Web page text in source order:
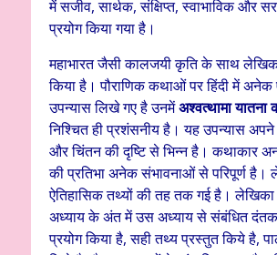
में सजीव, सार्थक, संक्षिप्त, स्वाभाविक और
प्रयोग किया गया है।
महाभारत जैसी कालजयी कृति के साथ
किया है। पौराणिक कथाओं पर हिंदी में अनेक
उपन्यास लिखे गए है उनमेंअश्वत्थामा यातना
निश्चित ही प्रशंसनीय है। यह उपन्यास
और चिंतन की दृष्टि से भिन्न है। कथाकार
की प्रतिभा अनेक संभावनाओं से परिपूर्ण है।
ऐतिहासिक तथ्यों की तह तक गई है।
अध्याय के अंत में उस अध्याय से संबंधित
प्रयोग किया है, सही तथ्य प्रस्तुत किये है,